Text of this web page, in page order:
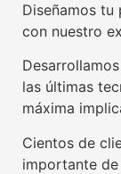
Diseñamos
con nuestro
las últimas
máxima
Cientos de
importante de